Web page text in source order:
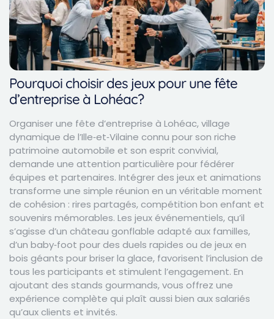
Pourquoi choisir des jeux pour une fête
d’entreprise à Lohéac?
Organiser une fête d’entreprise à Lohéac, village
dynamique de l’Ille‑et‑Vilaine connu pour son riche
patrimoine automobile et son esprit convivial,
demande une attention particulière pour fédérer
équipes et partenaires. Intégrer des jeux et animations
transforme une simple réunion en un véritable moment
de cohésion : rires partagés, compétition bon enfant et
souvenirs mémorables. Les jeux événementiels, qu’il
s’agisse d’un château gonflable adapté aux familles,
d’un baby‑foot pour des duels rapides ou de jeux en
bois géants pour briser la glace, favorisent l’inclusion de
tous les participants et stimulent l’engagement. En
ajoutant des stands gourmands, vous offrez une
expérience complète qui plaît aussi bien aux salariés
qu’aux clients et invités.